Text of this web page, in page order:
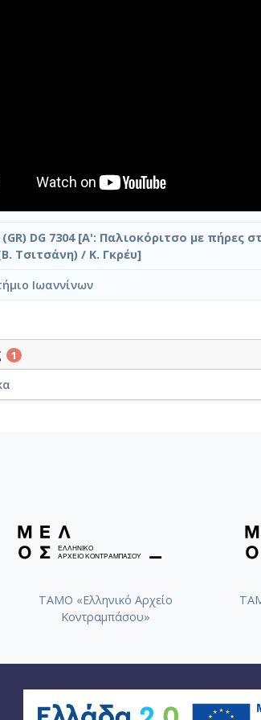
DG 7304 [Α': Παλιοκόριτσο με πήρες
Τσιτσάνη) / Κ. Γκρέυ]
Ιωαννίνων
1
ΤΑΜΟ «Ελληνικό Αρχείο
Κοντραμπάσου»